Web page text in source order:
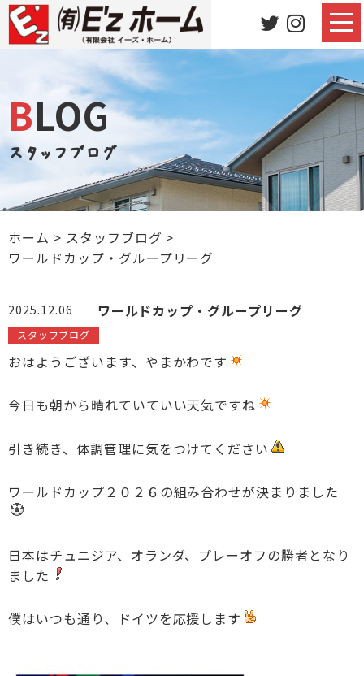
BLOG
スタッフブログ
ホーム > スタッフブログ >
ワールドカップ・グループリーグ
2025.12.06 ワールドカップ・グループリーグ
スタッフブログ
おはようございます、やまかわです
今日も朝から晴れていていい天気ですね
引き続き、体調管理に気をつけてください
ワールドカップ２０２６の組み合わせが決まりました
日本はチュニジア、オランダ、プレーオフの勝者となり
ました
僕はいつも通り、ドイツを応援します